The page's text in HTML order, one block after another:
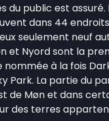
du public est
dans 44
seulement neuf
et Nyord sont la
à la fois
Park. La partie du
de Møn et dans
des terres